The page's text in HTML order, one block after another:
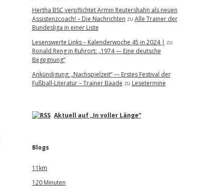
Hertha BSC verpflichtet Armin Reutershahn als neuen
Assistenzcoach! – Die Nachrichten zu Alle Trainer der
Bundesliga in einer Liste
Lesenswerte Links – Kalenderwoche 45 in 2024 | zu
Ronald Reng in Ruhrort: „1974 — Eine deutsche
Begegnung“
Ankündigung: „Nachspielzeit“ — Erstes Festival der
Fußball-Literatur – Trainer Baade zu Lesetermine
Aktuell auf „In voller Länge“
Blogs
11km
120 Minuten